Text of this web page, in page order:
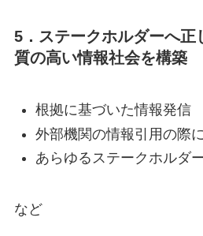
5．ステークホルダーへ正
質の高い情報社会を構築
根拠に基づいた情報発信
外部機関の情報引用の際
あらゆるステークホルダ
など